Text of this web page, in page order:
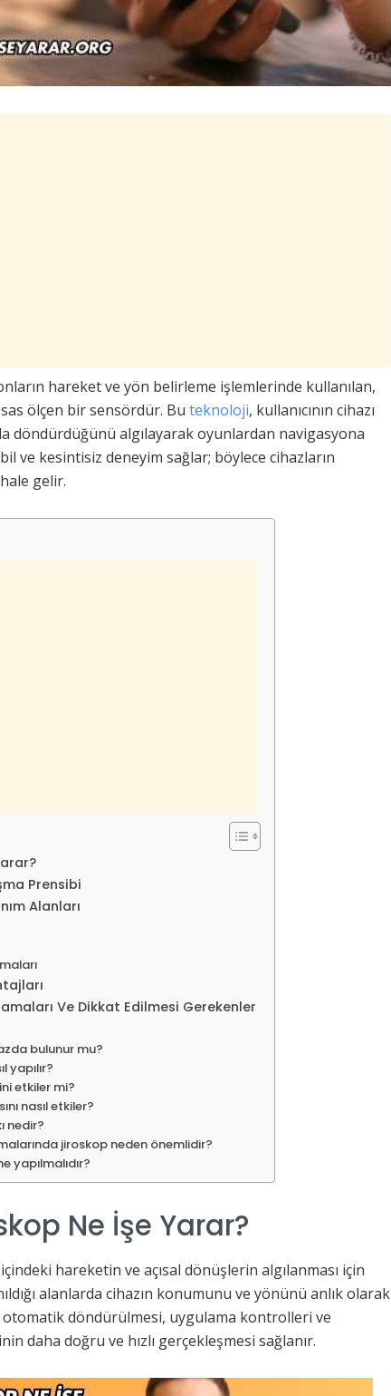
hareket ve yön belirleme işlemlerinde kullanılan,
ölçen bir sensördür. Bu teknoloji, kullanıcının cihazı
da döndürdüğünü algılayarak oyunlardan navigasyona
ve kesintisiz deneyim sağlar; böylece cihazların
gelir.
Prensibi
Alanları
Ve Dikkat Edilmesi Gerekenler
bulunur mu?
yapılır?
etkiler mi?
nasıl etkiler?
nedir?
jiroskop neden önemlidir?
yapılmalıdır?
Ne İşe Yarar?
hareketin ve açısal dönüşlerin algılanması için
alanlarda cihazın konumunu ve yönünü anlık olarak
otomatik döndürülmesi, uygulama kontrolleri ve
daha doğru ve hızlı gerçekleşmesi sağlanır.